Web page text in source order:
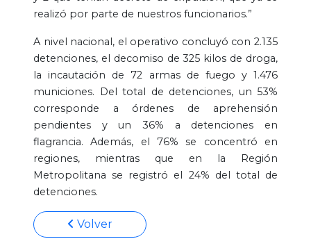
realizó por parte de nuestros funcionarios.”
A nivel nacional, el operativo concluyó con 2.135
detenciones, el decomiso de 325 kilos de droga,
la incautación de 72 armas de fuego y 1.476
municiones. Del total de detenciones, un 53%
corresponde a órdenes de aprehensión
pendientes y un 36% a detenciones en
flagrancia. Además, el 76% se concentró en
regiones, mientras que en la Región
Metropolitana se registró el 24% del total de
detenciones.
Volver